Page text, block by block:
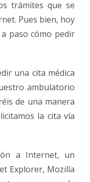
trámites que se
Pues bien, hoy
paso cómo pedir
una cita médica
ambulatorio
de una manera
la cita vía
a Internet, un
Explorer, Mozilla